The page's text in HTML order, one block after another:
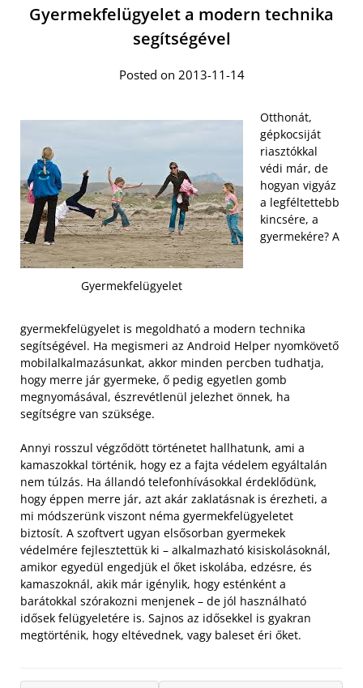
Gyermekfelügyelet a modern technika
segítségével
Posted on 2013-11-14
Gyermekfelügyelet
Otthonát,
gépkocsiját
riasztókkal
védi már, de
hogyan vigyáz
a legféltettebb
kincsére, a
gyermekére? A
gyermekfelügyelet is megoldható a modern technika
segítségével. Ha megismeri az Android Helper nyomkövető
mobilalkalmazásunkat, akkor minden percben tudhatja,
hogy merre jár gyermeke, ő pedig egyetlen gomb
megnyomásával, észrevétlenül jelezhet önnek, ha
segítségre van szüksége.
Annyi rosszul végződött történetet hallhatunk, ami a
kamaszokkal történik, hogy ez a fajta védelem egyáltalán
nem túlzás. Ha állandó telefonhívásokkal érdeklődünk,
hogy éppen merre jár, azt akár zaklatásnak is érezheti, a
mi módszerünk viszont néma gyermekfelügyeletet
biztosít. A szoftvert ugyan elsősorban gyermekek
védelmére fejlesztettük ki – alkalmazható kisiskolásoknál,
amikor egyedül engedjük el őket iskolába, edzésre, és
kamaszoknál, akik már igénylik, hogy esténként a
barátokkal szórakozni menjenek – de jól használható
idősek felügyeletére is. Sajnos az idősekkel is gyakran
megtörténik, hogy eltévednek, vagy baleset éri őket.